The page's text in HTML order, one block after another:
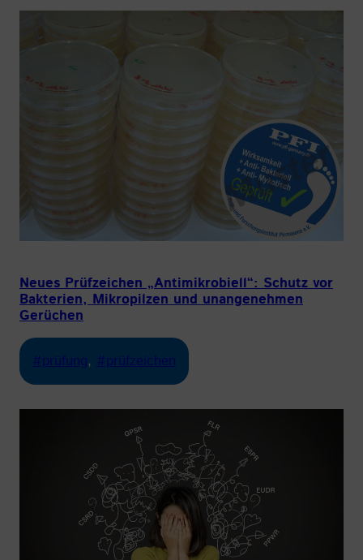
Neues Prüfzeichen „Antimikrobiell“: Schutz vor
Bakterien, Mikropilzen und unangenehmen
Gerüchen
#prüfung, #prüfzeichen